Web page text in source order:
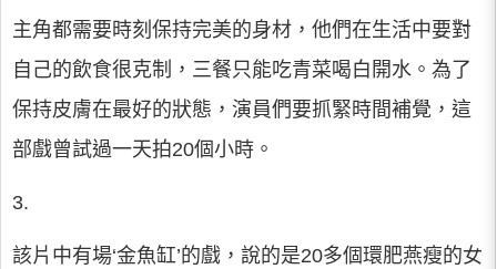
主角都需要時刻保持完美的身材，他們在生活中要對
自己的飲食很克制，三餐只能吃青菜喝白開水。為了
保持皮膚在最好的狀態，演員們要抓緊時間補覺，這
部戲曾試過一天拍20個小時。
3.
該片中有場‘金魚缸’的戲，說的是20多個環肥燕瘦的女